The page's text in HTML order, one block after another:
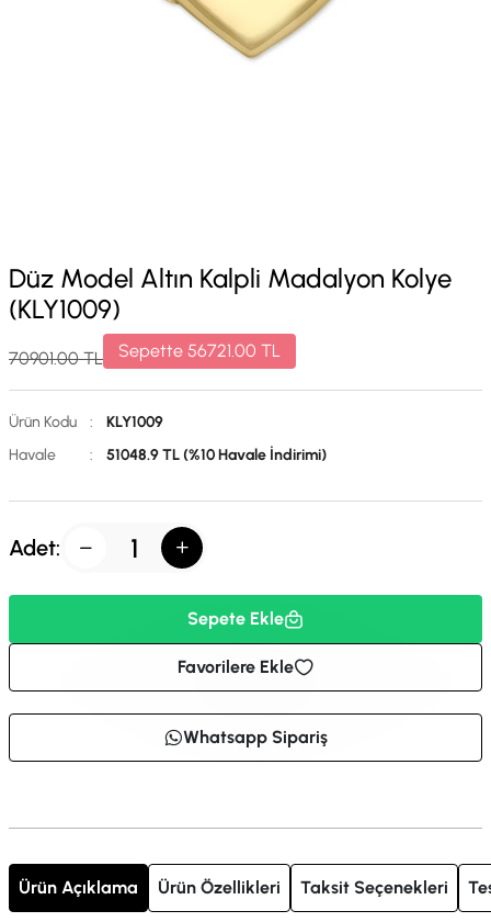
Düz Model Altın Kalpli Madalyon Kolye
(KLY1009)
70901.00TL Sepette 56721.00 TL
Ürün Kodu :
KLY1009
Havale
: 51048.9 TL (%10 Havale İndirimi)
Adet:
Sepete Ekle
Favorilere Ekle
Whatsapp Sipariş
Ürün Açıklama Ürün Özellikleri Taksit Seçenekleri